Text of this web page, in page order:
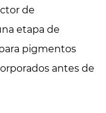
de
etapa de
pigmentos
antes de